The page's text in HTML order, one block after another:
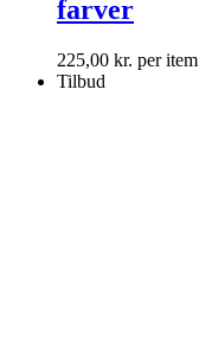
farver
225,00 kr. per item
Tilbud